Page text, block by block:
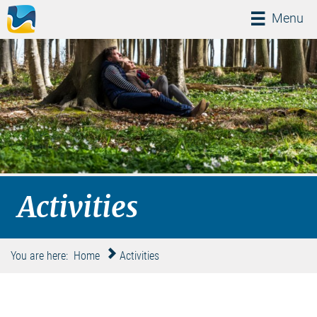
Menü
Menu
Activities
You are here: Home Activities